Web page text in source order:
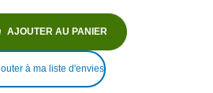
AJOUTER AU PANIER
à ma liste d'envies